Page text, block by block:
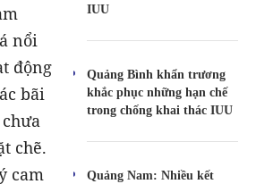
IUU
Quảng Bình khẩn trương
khắc phục những hạn chế
trong chống khai thác IUU
Quảng Nam: Nhiều kết
nổi
động
bãi
chẽ.
cam